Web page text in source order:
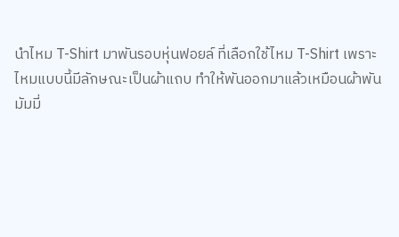
ตกแต่งส่วนฝาโลงด้วยรูปไม้กางเกง โดยใช้กระดาษสติ๊กเกอร์สี
ทองหรือสีเงินที่เตรียมไว้ เลือกรูปแบบทรงของไม้กางเขนตามใจ
ชอบ